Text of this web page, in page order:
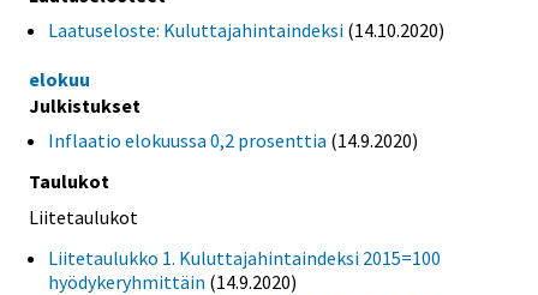
Laatuseloste: Kuluttajahintaindeksi (14.10.2020)
elokuu
Julkistukset
Inflaatio elokuussa 0,2 prosenttia (14.9.2020)
Taulukot
Liitetaulukot
Liitetaulukko 1. Kuluttajahintaindeksi 2015=100
hyödykeryhmittäin (14.9.2020)